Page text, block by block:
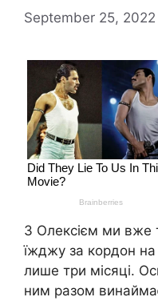
September 25, 2022
З Олексієм ми вже
їжджу за кордон
лише три місяці.
ним разом